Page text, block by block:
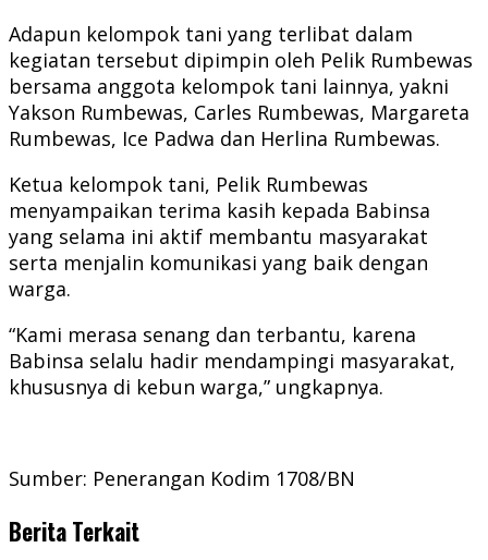
Adapun kelompok tani yang terlibat dalam
kegiatan tersebut dipimpin oleh Pelik Rumbewas
bersama anggota kelompok tani lainnya, yakni
Yakson Rumbewas, Carles Rumbewas, Margareta
Rumbewas, Ice Padwa dan Herlina Rumbewas.
Ketua kelompok tani, Pelik Rumbewas
menyampaikan terima kasih kepada Babinsa
yang selama ini aktif membantu masyarakat
serta menjalin komunikasi yang baik dengan
warga.
“Kami merasa senang dan terbantu, karena
Babinsa selalu hadir mendampingi masyarakat,
khususnya di kebun warga,” ungkapnya.
Sumber: Penerangan Kodim 1708/BN
Berita Terkait